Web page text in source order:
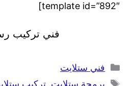
template id=”892″]
فني تركيب
فني ستلايت
برمجة ستلايت, تركيب